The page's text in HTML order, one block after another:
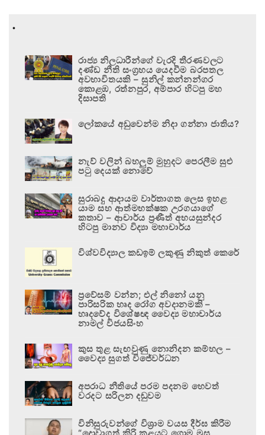
.
රාජ්‍ය නිලධාරීන්ගේ වැරදි තීරණවලට
දණ්ඩ නීති සංග්‍රහය යෙදවීම බරපතල
අවභාවිතයකි – සුනිල් කන්නන්ගර
කොළඹ, රත්නපුර, අම්පාර හිටපු මහ
දිසාපති
ලෝකයේ අඩුවෙන්ම නිදා ගන්නා ජාතිය?
නැව් වලින් බහලුම් මුහුදට පෙරලීම සුළු
පටු දෙයක් නොවේ
සුරාබදු ආදායම වාර්තාගත ලෙස ඉහළ
යාම සහ ආත්මභක්ෂක උරගයාගේ
කතාව – ආචාර්ය ප්‍රණීත් අභයසුන්දර
හිටපු මානව විද්‍යා මහාචාර්ය
විශ්වවිද්‍යාල කඩඉම් ලකුණු නිකුත් කෙරේ
ප්‍රවේසම් වන්න; එල් නිනෝ යනු
පාරිසරික හෘද රෝග අවදානමකි –
හෘදවේද විශේෂඥ වෛද්‍ය මහාචාර්ය
නාමල් විජයසිංහ
කුස තුළ සැඟවුණු නොනිදන කම්හල –
වෛද්‍ය සුගත් විජේවර්ධන
අපරාධ නීතියේ පරම පදනම හෙවත්
වරදට සරිලන දඬුවම
විනිසුරුවන්ගේ විශ්‍රාම වයස දීර්ඝ කිරීම